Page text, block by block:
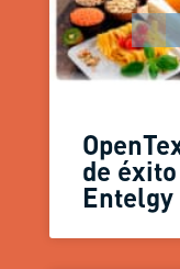
de éxito
Entelgy